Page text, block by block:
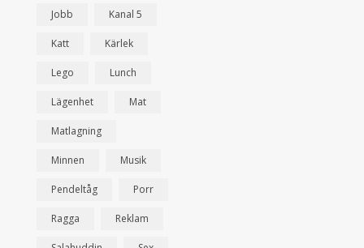
Jobb Kanal 5
Katt Kärlek
Lego Lunch
Lägenhet Mat
Matlagning
Minnen Musik
Pendeltåg Porr
Ragga Reklam